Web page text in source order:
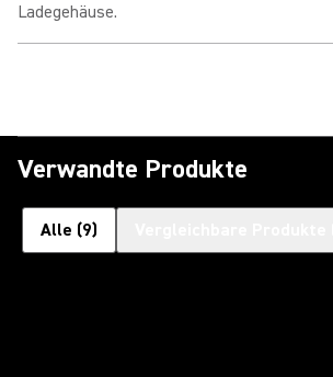
Ladegehäuse.
Verwandte Produkte
Alle (9)